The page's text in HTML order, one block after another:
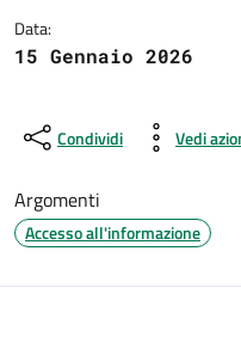
Data:
15 Gennaio 2026
Condividi Vedi
Argomenti
Accesso all'informazione